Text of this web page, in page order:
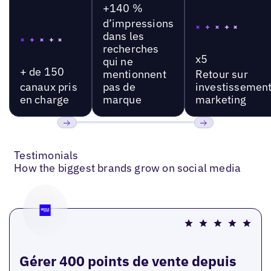
+ de 150
canaux pris
en charge
+140 %
d’impressions
dans les
recherches
qui ne
mentionnent
pas de
marque
x5
Retour sur
marketing
Testimonials
How the biggest brands grow on social media
Gérer 400 points de vente depuis